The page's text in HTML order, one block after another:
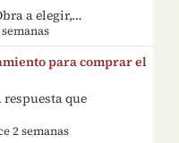
a elegir,…
para comprar el
respuesta que
2 semanas